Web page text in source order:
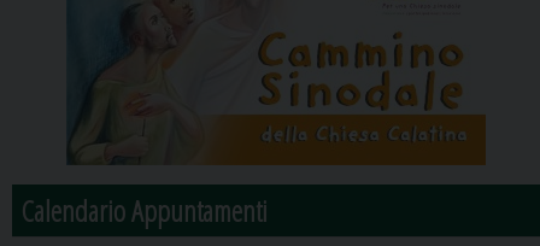
Calendario Appuntamenti